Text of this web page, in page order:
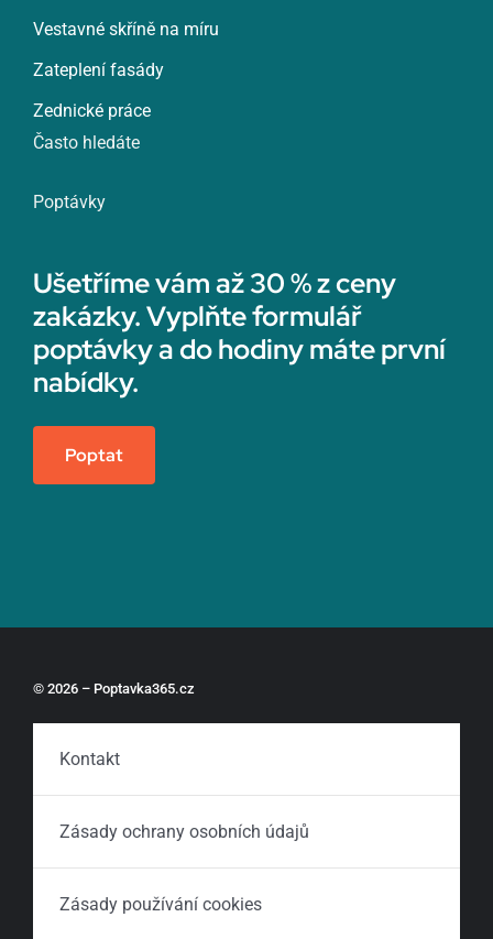
Vestavné skříně na míru
Zateplení fasády
Zednické práce
Často hledáte
Poptávky
Ušetříme vám až 30 % z ceny
zakázky. Vyplňte formulář
poptávky a do hodiny máte první
nabídky.
Poptat
© 2026 – Poptavka365.cz
Kontakt
Zásady ochrany osobních údajů
Zásady používání cookies